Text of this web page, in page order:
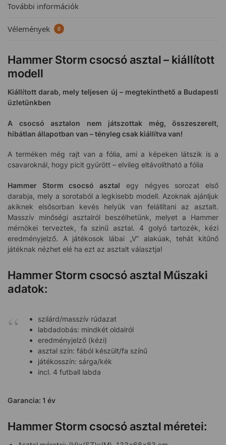
További információk
Vélemények 0
Hammer Storm csocsó asztal – kiállított
modell
Kiállított darab, mely teljesen új – megtekinthető a Budapesti
üzletünkben
A csocsó asztalon nem játszottak még, összeszerelt,
hibátlan állapotban van – tényleg csak kiállítva van!
A terméken még rajt van a fólia, ami a képeken látszik is a
csavaroknál, hogy picit gyürött – elvileg eltávolítható a fólia
Hammer Storm csocsó asztal egy négyes sorozat első
darabja, mely a sorotaból a legkisebb modell. Azoknak ajánljuk
akiknek elsősorban kevés helyük van felállítani az asztalt.
Masszív minőségi asztalról beszélhetünk, melyet a Hammer
mérnökei terveztek, fa szinű asztal. 4 golyó tartozék, kézi
eredményjelző. A játékosok lábai „V” alakúak, tehát kitűnő
játéknak nézhet elé ha ezt az asztalt választja!
Hammer Storm csocsó asztal Műszaki
adatok:
szilárd/masszív rúdazat
labdadobás: mindkét oldalról
eredményjelző (kézi)
asztal szín: fából készült/fa színű
játékosszín: sárga/kék
incl. 4 futball labda
Garancia: 1 év
Hammer Storm csocsó asztal méretei: